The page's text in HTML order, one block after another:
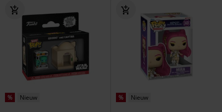
% Nieuw % Nieuw